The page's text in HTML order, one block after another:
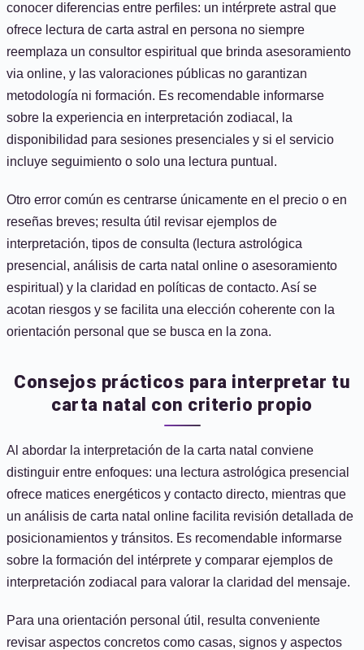
conocer diferencias entre perfiles: un intérprete astral que
ofrece lectura de carta astral en persona no siempre
reemplaza un consultor espiritual que brinda asesoramiento
via online, y las valoraciones públicas no garantizan
metodología ni formación. Es recomendable informarse
sobre la experiencia en interpretación zodiacal, la
disponibilidad para sesiones presenciales y si el servicio
incluye seguimiento o solo una lectura puntual.
Otro error común es centrarse únicamente en el precio o en
reseñas breves; resulta útil revisar ejemplos de
interpretación, tipos de consulta (lectura astrológica
presencial, análisis de carta natal online o asesoramiento
espiritual) y la claridad en políticas de contacto. Así se
acotan riesgos y se facilita una elección coherente con la
orientación personal que se busca en la zona.
Consejos prácticos para interpretar tu
carta natal con criterio propio
Al abordar la interpretación de la carta natal conviene
distinguir entre enfoques: una lectura astrológica presencial
ofrece matices energéticos y contacto directo, mientras que
un análisis de carta natal online facilita revisión detallada de
posicionamientos y tránsitos. Es recomendable informarse
sobre la formación del intérprete y comparar ejemplos de
interpretación zodiacal para valorar la claridad del mensaje.
Para una orientación personal útil, resulta conveniente
revisar aspectos concretos como casas, signos y aspectos